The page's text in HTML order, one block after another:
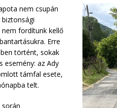
nem csupán
fordítunk kellő
Erre
történt, sokak
esemény: az Ady
támfal esete,
telt.
során